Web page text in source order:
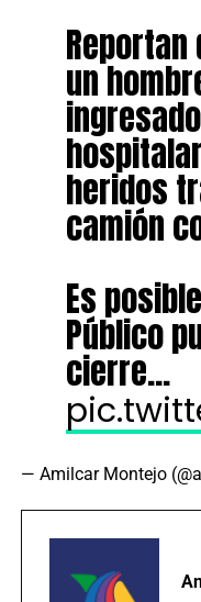
un
heridos
camión
Es
Público
cierre…
— Amilcar Montejo